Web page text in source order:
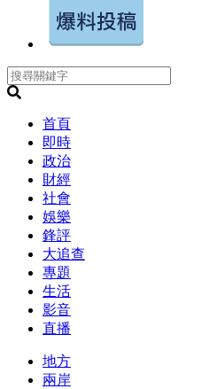
首頁
即時
政治
財經
社會
娛樂
鋒評
大追查
專題
生活
影音
直播
地方
兩岸